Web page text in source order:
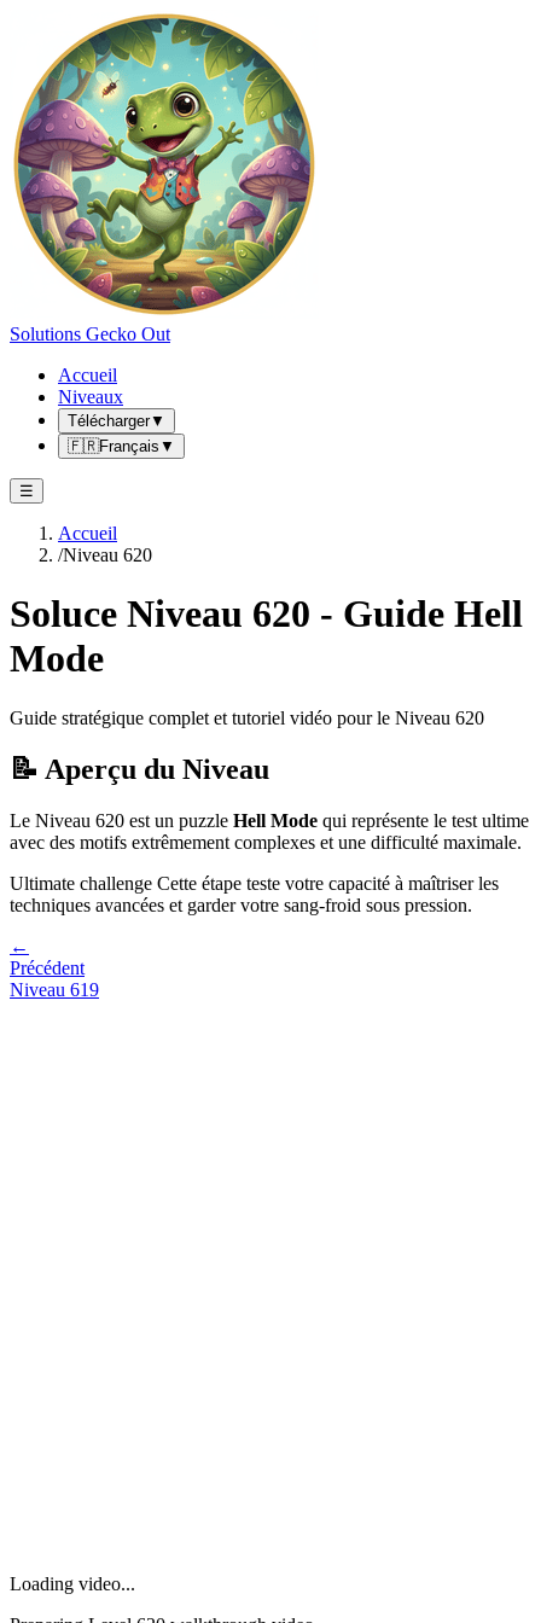
Solutions Gecko Out
Accueil
Niveaux
Télécharger▼
🇫🇷Français ▼
☰
Accueil
/Niveau 620
Soluce Niveau 620 - Guide Hell
Mode
Guide stratégique complet et tutoriel vidéo pour le Niveau 620
📝 Aperçu du Niveau
Le Niveau 620 est un puzzle Hell Mode qui représente le test ultime
avec des motifs extrêmement complexes et une difficulté maximale.
Ultimate challenge Cette étape teste votre capacité à maîtriser les
techniques avancées et garder votre sang-froid sous pression.
←
Précédent
Niveau 619
Loading video...